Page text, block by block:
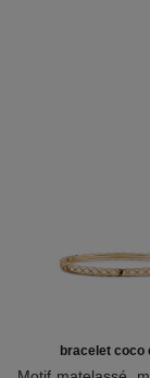
bracelet coco